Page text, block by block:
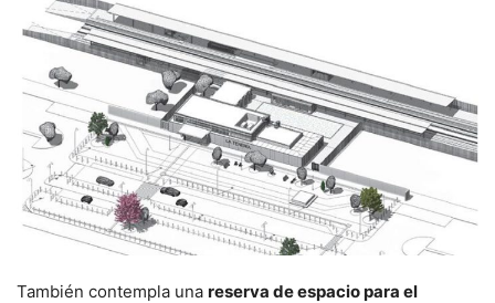
También contempla una reserva de espacio para el